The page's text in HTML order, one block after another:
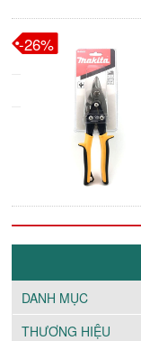
-26%
DANH MỤC
THƯƠNG HIỆU